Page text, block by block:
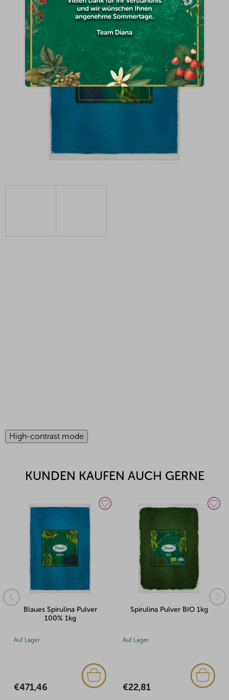
High-contrast mode
KUNDEN KAUFEN AUCH GERNE
Blaues Spirulina Pulver
100% 1kg
Auf Lager
€471,46
Spirulina Pulver BIO 1kg
Auf Lager
€22,81